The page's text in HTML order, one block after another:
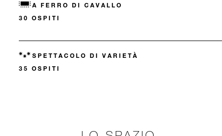
A FERRO DI CAVALLO
30 OSPITI
SPETTACOLO DI VARIETÀ
35 OSPITI